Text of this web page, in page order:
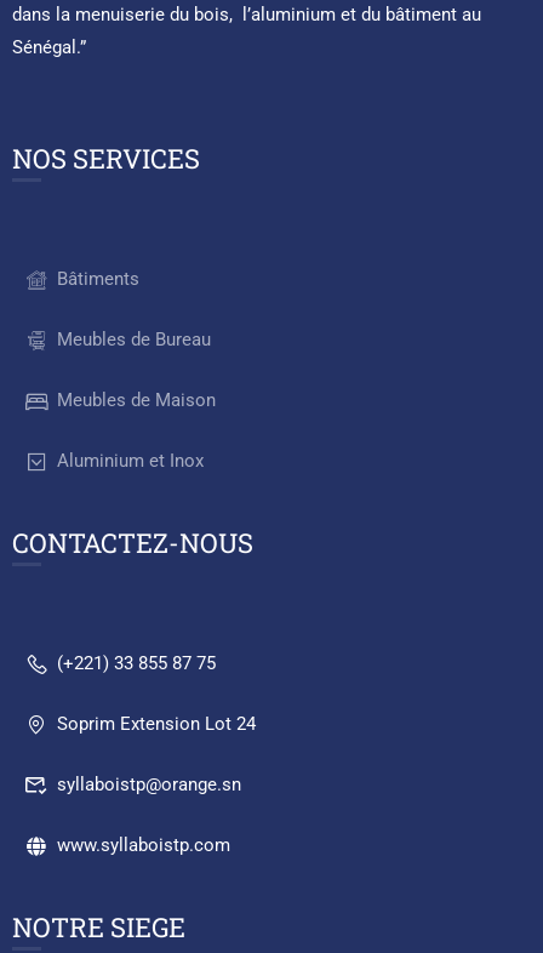
dans la menuiserie du bois, l’aluminium et du bâtiment au
Sénégal.”
NOS SERVICES
Bâtiments
Meubles de Bureau
Meubles de Maison
Aluminium et Inox
CONTACTEZ-NOUS
(+221) 33 855 87 75
Soprim Extension Lot 24
syllaboistp@orange.sn
www.syllaboistp.com
NOTRE SIEGE